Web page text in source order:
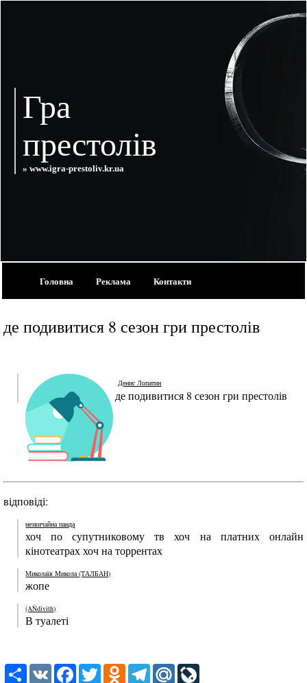
Гра
престолів
» www.igra-prestoliv.kr.ua
Головна Реклама Контакти
де подивитися 8 сезон гри престолів
Денис Лопатин
де подивитися 8 сезон гри престолів
відповіді:
незвичайна панда
хоч по супутниковому тв хоч на платних онлайн
кінотеатрах хоч на торрентах
Миколаїв Микола (ТАЛБАН)
жопе
(AŇdivith)
В туалеті
ShareVK FacebookTwitterOdnoklassniki
TelegramMail.Ru